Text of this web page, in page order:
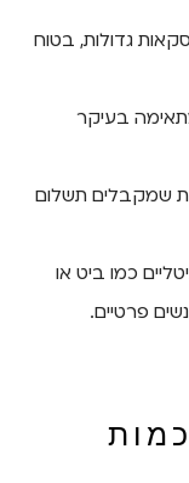
גדולות, בטוח
בעיקר
שמקבלים תשלום
כמו ביט או